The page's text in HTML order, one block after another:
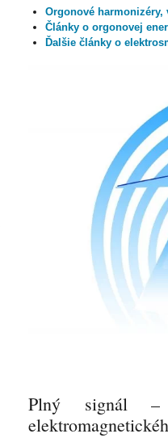
Orgonové
Články o orgonovej
Ďalšie články o
Plný signál –